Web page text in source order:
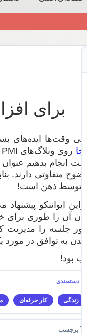
برای
وقت‌ها ایده‌های
انجام بدهیم
وضوح متفاوتی دارند.
توسط ذهن است!
ایواننکو
آن را طوری برای
جلسه را مدیریت
به توافق در
بود!
زندگی کار حرفه‌ای